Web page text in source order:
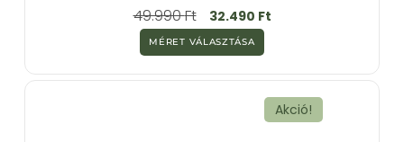
0
a
5
-
b
ő
49.990Ft 32.490 Ft
MÉRET VÁLASZTÁSA
Akció!